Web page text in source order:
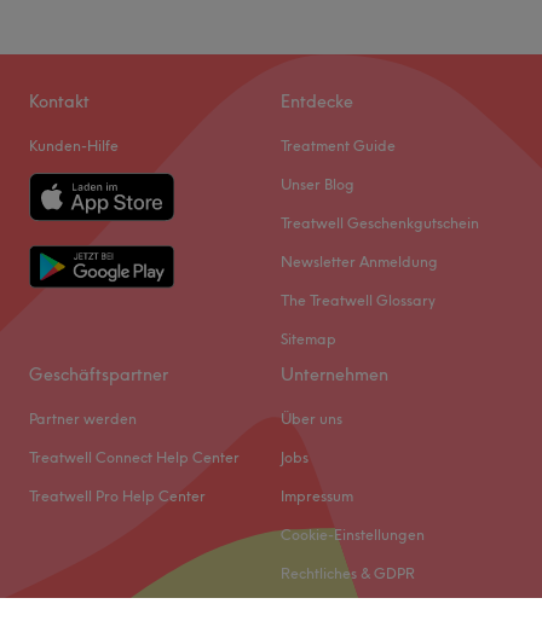
Kontakt
Kunden-Hilfe
Entdecke
Treatment Guide
Unser Blog
Treatwell Geschenkgutschein
Newsletter Anmeldung
The Treatwell Glossary
Sitemap
Geschäftspartner
Partner werden
Treatwell Connect Help Center
Treatwell Pro Help Center
Unternehmen
Über uns
Jobs
Impressum
Cookie-Einstellungen
Rechtliches & GDPR